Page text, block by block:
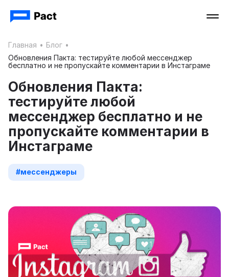
Главная • Блог •
Обновления Пакта: тестируйте любой мессенджер
бесплатно и не пропускайте комментарии в Инстаграме
Обновления Пакта:
тестируйте любой
мессенджер бесплатно и не
пропускайте комментарии в
Инстаграме
#мессенджеры